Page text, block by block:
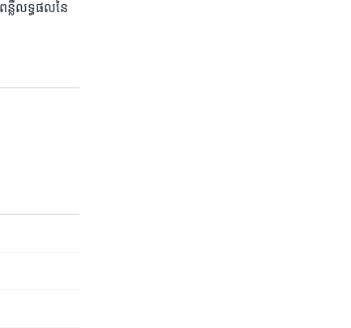
ន្លឺ​លទ្ធផល​នៃ​